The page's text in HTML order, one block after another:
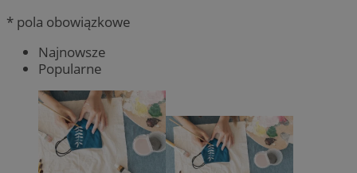
* pola obowiązkowe
Najnowsze
Popularne